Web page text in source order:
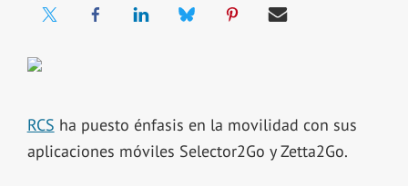
RCS ha puesto énfasis en la movilidad con sus
aplicaciones móviles Selector2Go y Zetta2Go.